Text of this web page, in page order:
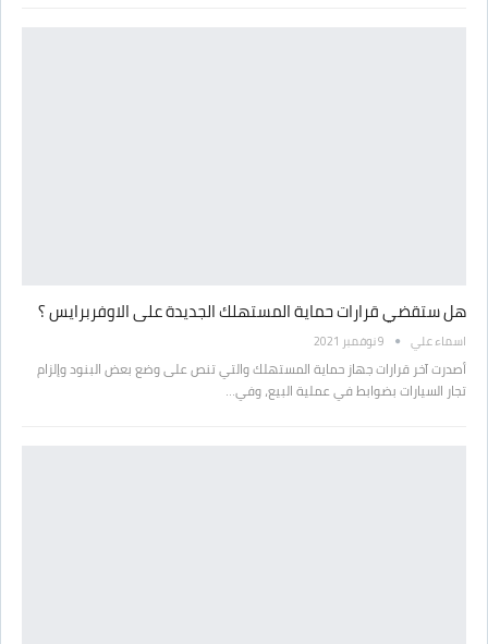
هل ستقضي قرارات حماية المستهلك الجديدة على الاوفربرايس ؟
اسماء علي 9 نوفمبر 2021
أصدرت آخر قرارات جهاز حماية المستهلك والتي تنص على وضع بعض البنود وإلزام
تجار السيارات بضوابط في عملية البيع، وفي…